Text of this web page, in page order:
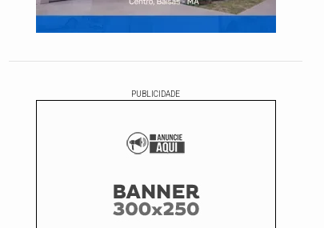
PUBLICIDADE